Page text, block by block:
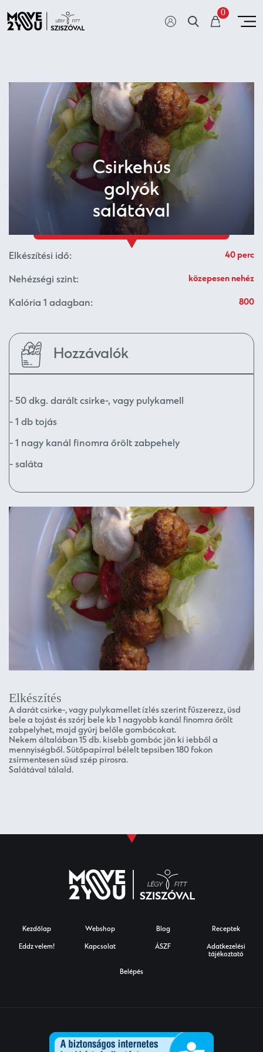
0
Csirkehús
golyók
salátával
Elkészítési idő: 40 perc
Nehézségi szint: közepesen nehéz
Kalória 1 adagban: 800
Hozzávalók
- 50 dkg. darált csirke-, vagy pulykamell
- 1 db tojás
- 1 nagy kanál finomra őrölt zabpehely
- saláta
Elkészítés
A darát csirke-, vagy pulykamellet ízlés szerint fűszerezz, üsd
bele a tojást és szórj bele kb 1 nagyobb kanál finomra őrölt
zabpelyhet, majd gyúrj belőle gombócokat.
Nekem általában 15 db. kisebb gombóc jön ki iebből a
mennyiségből. Sütőpapírral bélelt tepsiben 180 fokon
zsírmentesen süsd szép pirosra.
Salátával tálald.
Kezdőlap Webshop Blog Receptek
Eddz velem! Kapcsolat ÁSZF
Adatkezelési
tájékoztató
Belépés